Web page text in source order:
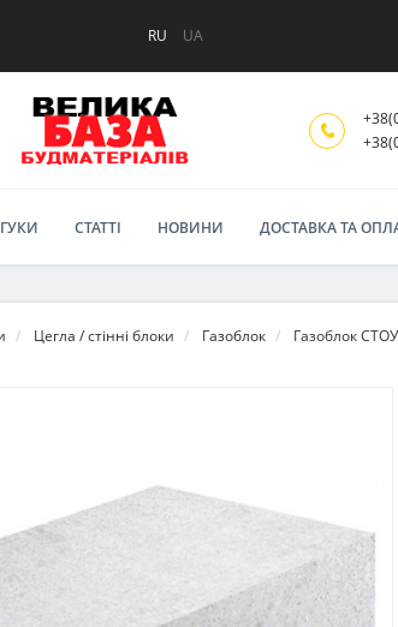
RU UA
СТАТТІ НОВИНИ ДОСТАВКА ТА
Цегла / стінні блоки Газоблок Газоблок